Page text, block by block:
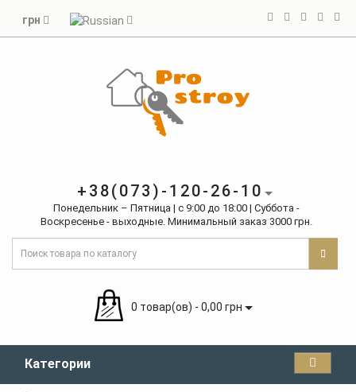
грн
+38(073)-120-26-10
Понедельник – Пятница | с 9:00 до 18:00 | Суббота -
Воскресенье - выходные. Минимальный заказ 3000 грн.
0 товар(ов) - 0,00 грн
Категории